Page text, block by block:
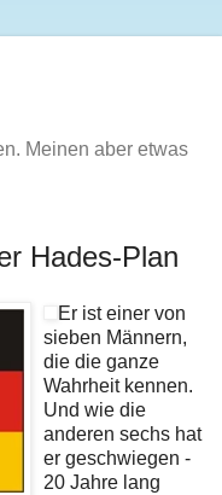
Meinen aber etwas
Hades-Plan
Er ist einer von
sieben Männern,
die die ganze
Wahrheit kennen.
Und wie die
anderen sechs hat
er geschwiegen -
20 Jahre lang